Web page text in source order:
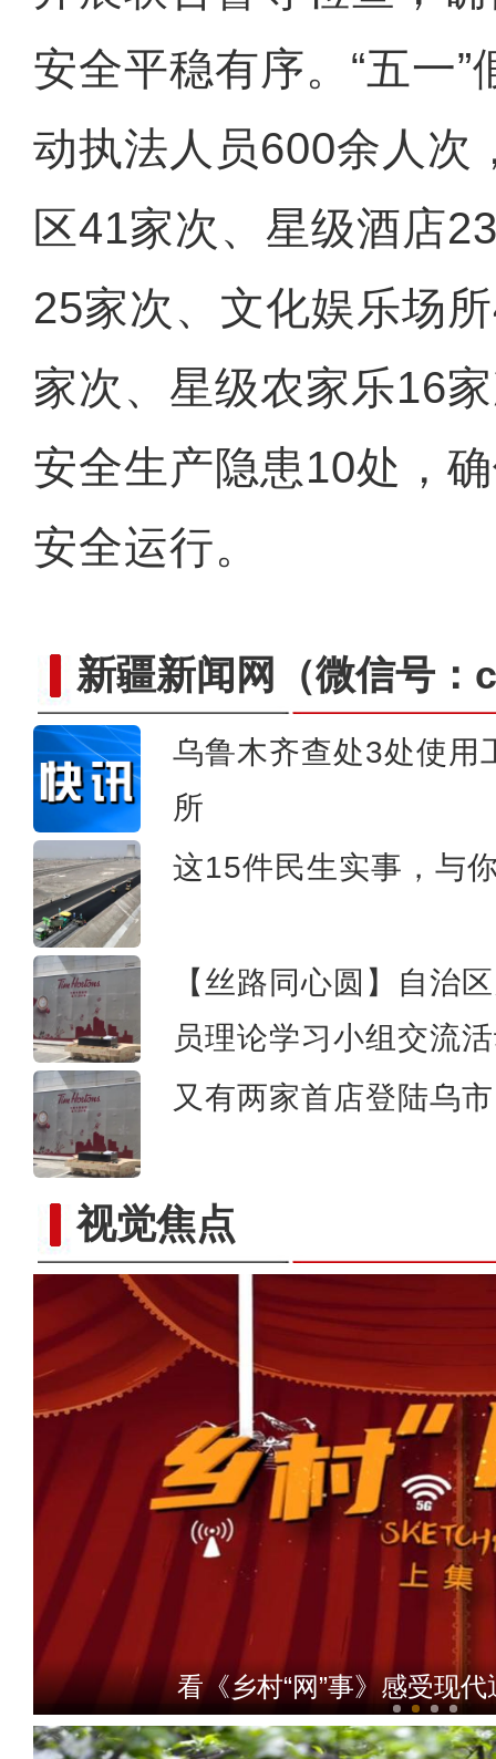
安全平稳有序。“五一
动执法人员600余人次
区41家次、星级酒店
25家次、文化娱乐场
家次、星级农家乐16
安全生产隐患10处，
安全运行。
新疆新闻网 （微信号
乌鲁木齐查处3处使用
所
这15件民生实事，与
【丝路同心圆】自治
员理论学习小组交流
又有两家首店登陆乌
视觉焦点
实拍新疆兵团昆玉市：荒
看《乡村“网”事》感受现
看《乡村“网”事》感受现
经开区：加快道路改造升级